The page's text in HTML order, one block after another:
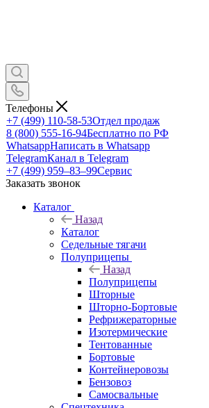
Телефоны
+7 (499) 110-58-53Отдел продаж
8 (800) 555-16-94Бесплатно по РФ
WhatsappНаписать в Whatsapp
TelegramКанал в Telegram
+7 (499) 959‒83‒99Сервис
Заказать звонок
Каталог
Назад
Каталог
Седельные тягачи
Полуприцепы
Назад
Полуприцепы
Шторные
Шторно-Бортовые
Рефрижераторные
Изотермические
Тентованные
Бортовые
Контейнеровозы
Бензовоз
Самосвальные